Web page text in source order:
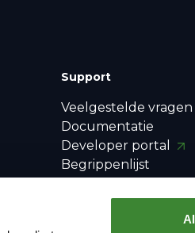
Support
Veelgestelde vragen
Documentatie
Developer portal
Begrippenlijst
Contact